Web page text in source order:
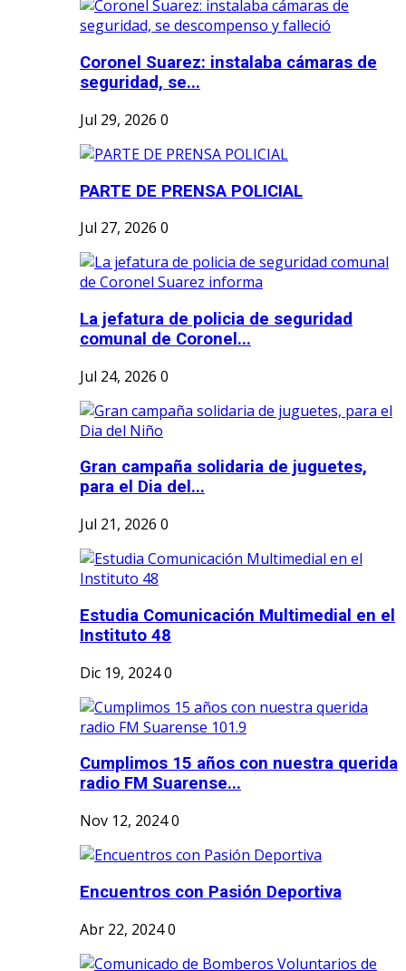
Coronel Suarez: instalaba cámaras de
seguridad, se...
Jul 29, 2026 0
PARTE DE PRENSA POLICIAL
Jul 27, 2026 0
La jefatura de policia de seguridad
comunal de Coronel...
Jul 24, 2026 0
Gran campaña solidaria de juguetes,
para el Dia del...
Jul 21, 2026 0
Estudia Comunicación Multimedial en el
Instituto 48
Dic 19, 20240
Cumplimos 15 años con nuestra querida
radio FM Suarense...
Nov 12, 20240
Encuentros con Pasión Deportiva
Abr 22, 20240